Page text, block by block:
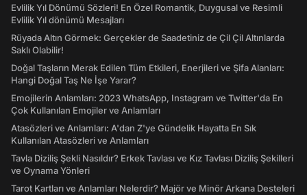
Evlilik Yıl Dönümü Sözleri! En Özel Romantik, Duygusal ve Resimli
Evlilik Yıl dönümü Mesajları
Rüyada Altın Görmek: Gerçekler de Saadetiniz de Çil Çil Altınlarda
Saklı Olabilir!
Doğal Taşların Merak Edilen Tüm Etkileri, Enerjileri ve Şifa Alanları:
Hangi Doğal Taş Ne İşe Yarar?
Emojilerin Anlamları: 2023 WhatsApp, Instagram ve Twitter'da En
Çok Kullanılan Emojiler ve Anlamları
Atasözleri ve Anlamları: A'dan Z'ye Gündelik Hayatta En Sık
Kullanılan Atasözleri ve Anlamları
Tavla Diziliş Şekli Nasıldır? Erkek Tavlası ve Kız Tavlası Diziliş Şekilleri
ve Oynama Yönleri
Tarot Kartları ve Anlamları Nelerdir? Majör ve Minör Arkana Desteleri